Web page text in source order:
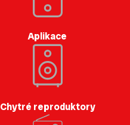
Aplikace
Chytré reproduktory